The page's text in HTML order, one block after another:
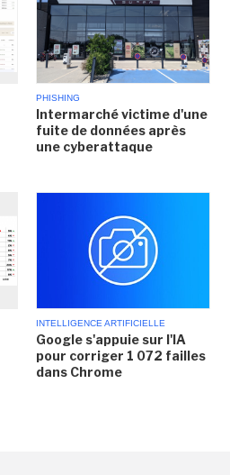
PHISHING
Intermarché victime d'une
fuite de données après
une cyberattaque
INTELLIGENCE ARTIFICIELLE
Google s'appuie sur l'IA
pour corriger 1 072 failles
dans Chrome